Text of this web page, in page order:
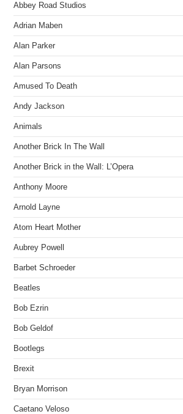
Abbey Road Studios
Adrian Maben
Alan Parker
Alan Parsons
Amused To Death
Andy Jackson
Animals
Another Brick In The Wall
Another Brick in the Wall: L’Opera
Anthony Moore
Arnold Layne
Atom Heart Mother
Aubrey Powell
Barbet Schroeder
Beatles
Bob Ezrin
Bob Geldof
Bootlegs
Brexit
Bryan Morrison
Caetano Veloso